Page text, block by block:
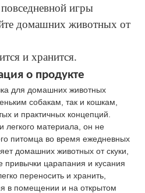
игры
домашних животных от
и хранится.
о продукте
для домашних животных
собакам, так и кошкам,
и практичных концепций.
легкого материала, он не
питомца во время ежедневных
домашних животных от скуки,
царапания и кусания
переносить и хранить,
в помещении и на открытом